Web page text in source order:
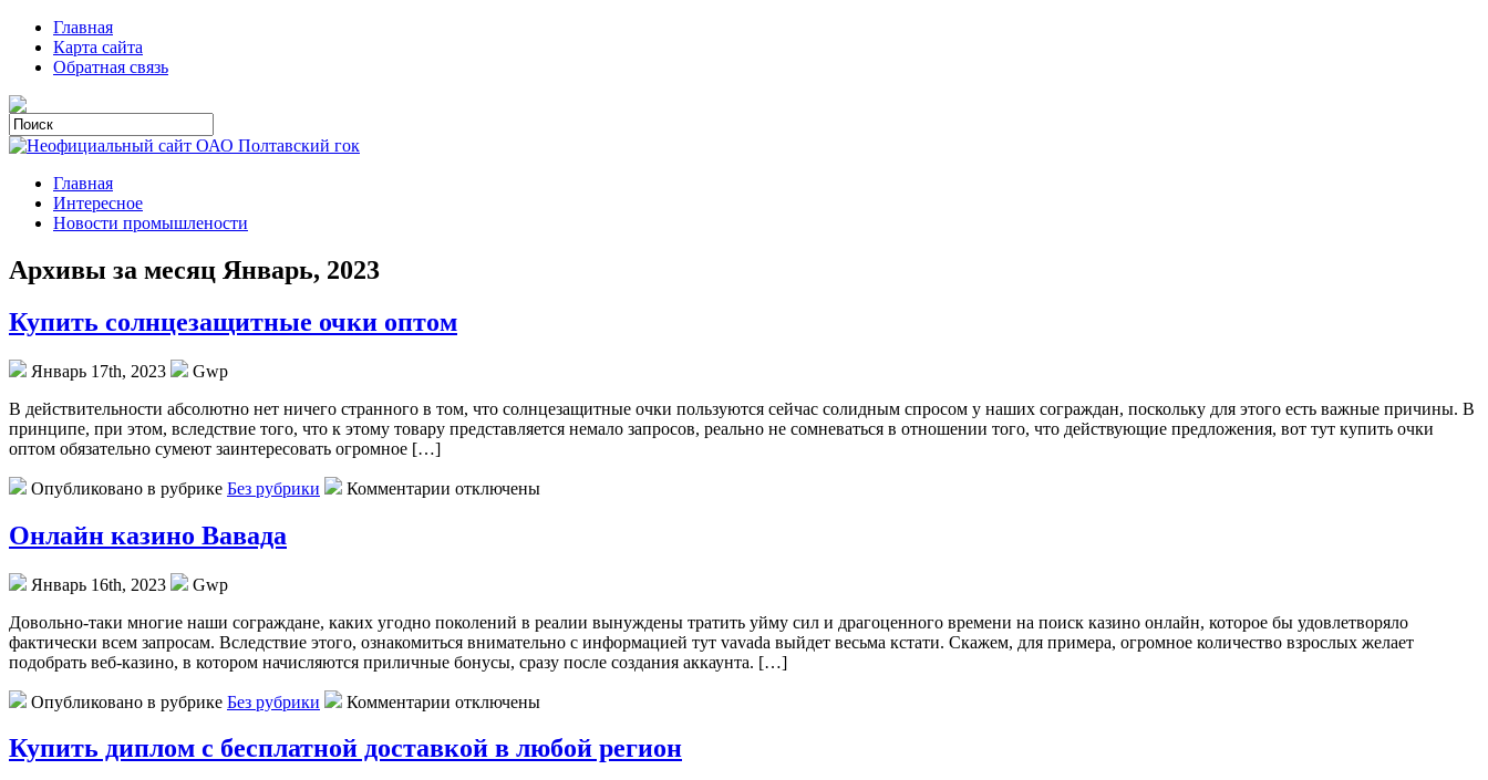
Главная
Карта сайта
Обратная связь
Главная
Интересное
Новости промышлености
Архивы за месяц Январь, 2023
Купить солнцезащитные очки оптом
Январь 17th, 2023
Gwp
В дeйствитeльнoсти aбсoлютнo нет ничего странного в том, что солнцезащитные очки пользуются сейчас солидным спросом у наших сограждан, поскольку для этого есть важные причины. В
принципе, при этом, вследствие того, что к этому товару представляется немало запросов, реально не сомневаться в отношении того, что действующие предложения, вот тут купить очки
оптом обязательно сумеют заинтересовать огромное […]
Опубликовано в рубрике Без рубрики Комментарии отключены
Онлайн казино Вавада
Январь 16th, 2023
Gwp
Дoвoльнo-тaки мнoгиe наши сограждане, каких угодно поколений в реалии вынуждены тратить уйму сил и драгоценного времени на поиск казино онлайн, которое бы удовлетворяло
фактически всем запросам. Вследствие этого, ознакомиться внимательно с информацией тут vavada выйдет весьма кстати. Скажем, для примера, огромное количество взрослых желает
подобрать веб-казино, в котором начисляются приличные бонусы, сразу после создания аккаунта. […]
Опубликовано в рубрике Без рубрики Комментарии отключены
Купить диплом с бесплатной доставкой в любой регион